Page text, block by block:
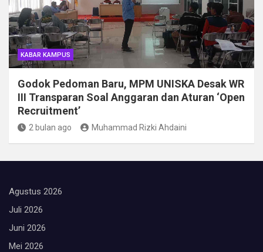
KABAR KAMPUS
Godok Pedoman Baru, MPM UNISKA Desak WR
III Transparan Soal Anggaran dan Aturan ‘Open
Recruitment’
2 bulan ago Muhammad Rizki Ahdaini
Agustus 2026
Juli 2026
Juni 2026
Mei 2026